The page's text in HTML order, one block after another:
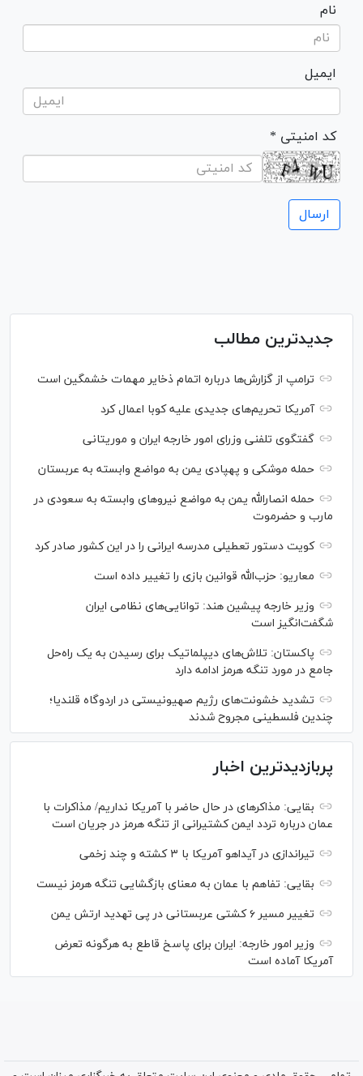
نام
ایمیل
* کد امنیتی
جدیدترین مطالب
ترامپ از گزارش‌ها درباره اتمام ذخایر مهمات خشمگین است
آمریکا تحریم‌های جدیدی علیه کوبا اعمال کرد
گفتگوی تلفنی وزرای امور خارجه ایران و موریتانی
حمله موشکی و پهپادی یمن به مواضع وابسته به عربستان
حمله انصارالله یمن به مواضع نیرو‌های وابسته به سعودی در
مارب و حضرموت
کویت دستور تعطیلی مدرسه ایرانی را در این کشور صادر کرد
معاریو: حزب‌الله قوانین بازی را تغییر داده است
وزیر خارجه پیشین هند: توانایی‌های نظامی ایران
شگفت‌انگیز است
پاکستان: تلاش‌های دیپلماتیک برای رسیدن به یک راه‌حل
جامع در مورد تنگه هرمز ادامه دارد
تشدید خشونت‌های رژیم صهیونیستی در اردوگاه قلندیا؛
چندین فلسطینی مجروح شدند
پربازدیدترین اخبار
بقایی: مذاکره‎ای در حال حاضر با آمریکا نداریم/ مذاکرات با
عمان درباره تردد ایمن کشتیرانی از تنگه هرمز در جریان است
تیراندازی در آیداهو آمریکا با ۳ کشته و چند زخمی
بقایی: تفاهم با عمان به معنای بازگشایی تنگه هرمز نیست
تغییر مسیر ۶ کشتی عربستانی در پی تهدید ارتش یمن
وزیر امور خارجه: ایران برای پاسخ قاطع به هرگونه تعرض
آمریکا آماده است